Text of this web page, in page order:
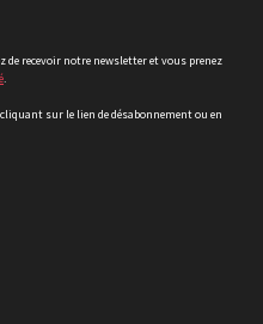
de recevoir notre newsletter et vous prenez
.
sur le lien de désabonnement ou en